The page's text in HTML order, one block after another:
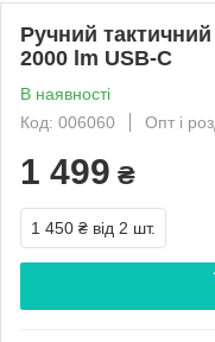
Ручний
2000 lm USB-C
В наявності
Код: 006060
Опт і
1 499 ₴
1 450 ₴ від 2 шт.